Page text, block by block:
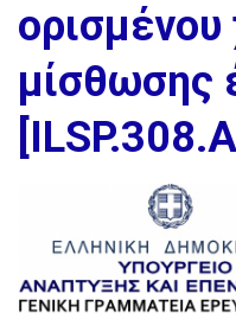
ορισμένου
μίσθωσης